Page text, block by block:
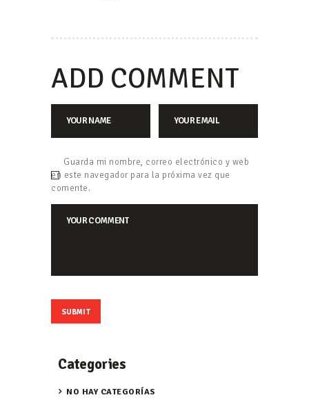
ADD COMMENT
Guarda mi nombre, correo electrónico y web
en este navegador para la próxima vez que
comente.
Categories
NO HAY CATEGORÍAS